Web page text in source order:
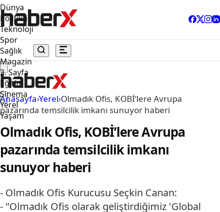
Dünya
Politika
Teknoloji
Spor
Sağlık
Magazin
3. Sayfa
Eğitim
Sinema
Yerel
Yaşam
Anasayfa›Yerel›Olmadık Ofis, KOBİ’lere Avrupa
pazarında temsilcilik imkanı sunuyor haberi
Olmadık Ofis, KOBİ’lere Avrupa
pazarında temsilcilik imkanı
sunuyor haberi
- Olmadık Ofis Kurucusu Seçkin Canan:
- "Olmadık Ofis olarak geliştirdiğimiz 'Global